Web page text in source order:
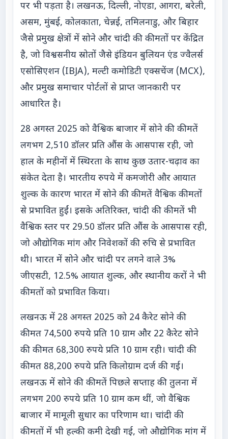
पर भी पड़ता है। लखनऊ, दिल्ली, नोएडा, आगरा, बरेली,
असम, मुंबई, कोलकाता, चेन्नई, तमिलनाडु, और बिहार
जैसे प्रमुख क्षेत्रों में सोने और चांदी की कीमतों पर केंद्रित
है, जो विश्वसनीय स्रोतों जैसे इंडियन बुलियन एंड ज्वैलर्स
एसोसिएशन (IBJA), मल्टी कमोडिटी एक्सचेंज (MCX),
और प्रमुख समाचार पोर्टलों से प्राप्त जानकारी पर
आधारित है।
28 अगस्त 2025 को वैश्विक बाजार में सोने की कीमतें
लगभग 2,510 डॉलर प्रति औंस के आसपास रही, जो
हाल के महीनों में स्थिरता के साथ कुछ उतार-चढ़ाव का
संकेत देता है। भारतीय रुपये में कमजोरी और आयात
शुल्क के कारण भारत में सोने की कीमतें वैश्विक कीमतों
से प्रभावित हुईं। इसके अतिरिक्त, चांदी की कीमतें भी
वैश्विक स्तर पर 29.50 डॉलर प्रति औंस के आसपास रही,
जो औद्योगिक मांग और निवेशकों की रुचि से प्रभावित
थी। भारत में सोने और चांदी पर लगने वाले 3%
जीएसटी, 12.5% आयात शुल्क, और स्थानीय करों ने भी
कीमतों को प्रभावित किया।
लखनऊ में 28 अगस्त 2025 को 24 कैरेट सोने की
कीमत 74,500 रुपये प्रति 10 ग्राम और 22 कैरेट सोने
की कीमत 68,300 रुपये प्रति 10 ग्राम रही। चांदी की
कीमत 88,200 रुपये प्रति किलोग्राम दर्ज की गई।
लखनऊ में सोने की कीमतें पिछले सप्ताह की तुलना में
लगभग 200 रुपये प्रति 10 ग्राम कम थीं, जो वैश्विक
बाजार में मामूली सुधार का परिणाम था। चांदी की
कीमतों में भी हल्की कमी देखी गई, जो औद्योगिक मांग में